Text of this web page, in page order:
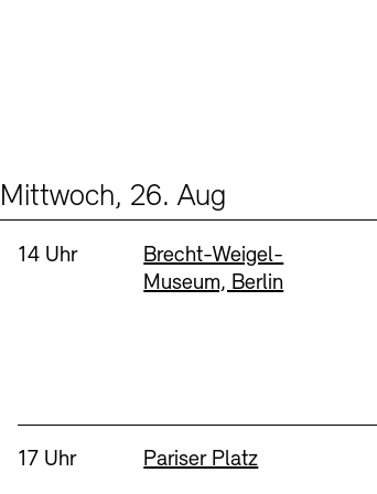
Mittwoch, 26. Aug
Uhrzeit:
14 Uhr Standort
Brecht-Weigel-
Museum, Berlin
Uhrzeit:
17 Uhr Standort
Pariser Platz